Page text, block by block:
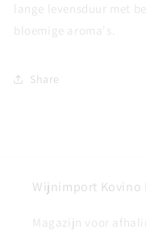
lange levensduur met
bloemige aroma's.
Share
Wijnimport Kovino
Magazijn voor